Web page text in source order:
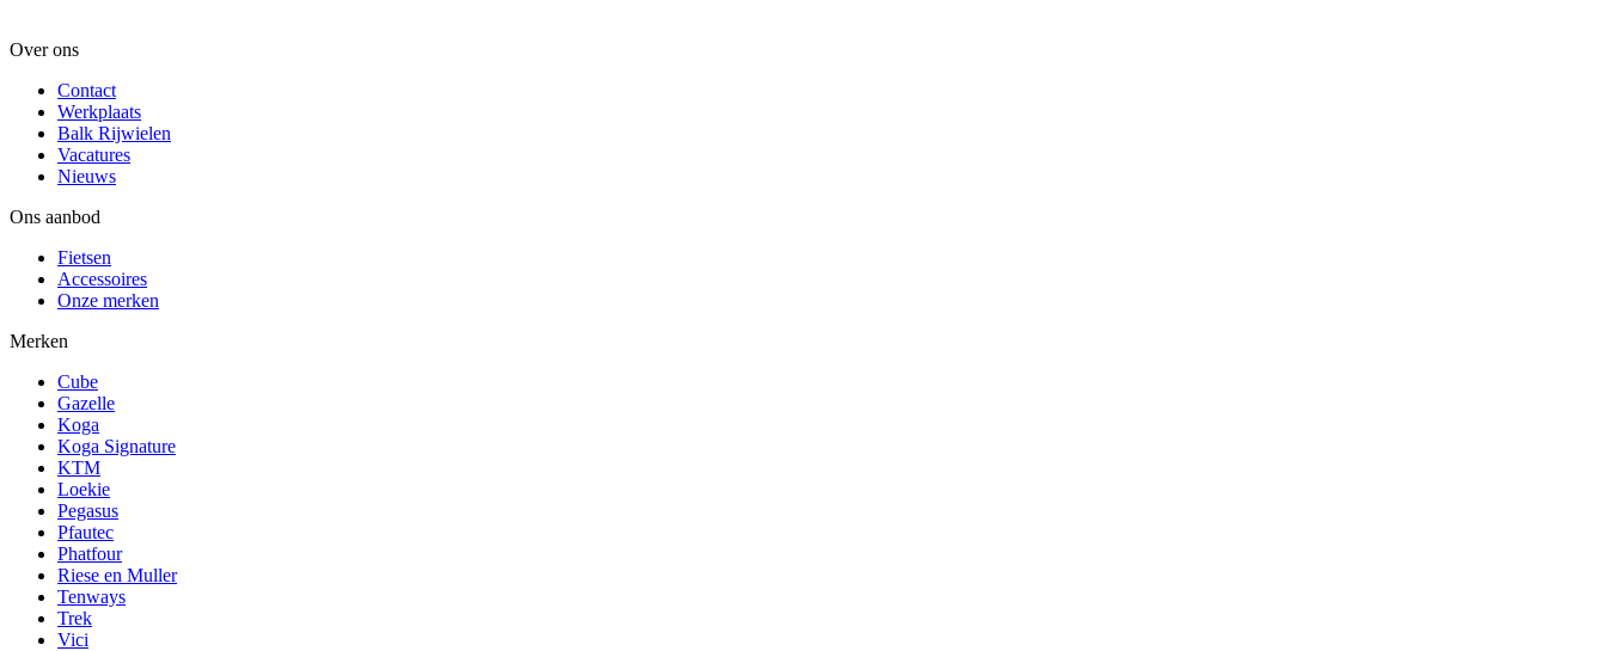
Over ons
Contact
Werkplaats
Balk Rijwielen
Vacatures
Nieuws
Ons aanbod
Fietsen
Accessoires
Onze merken
Merken
Cube
Gazelle
Koga
Koga Signature
KTM
Loekie
Pegasus
Pfautec
Phatfour
Riese en Muller
Tenways
Trek
Vici